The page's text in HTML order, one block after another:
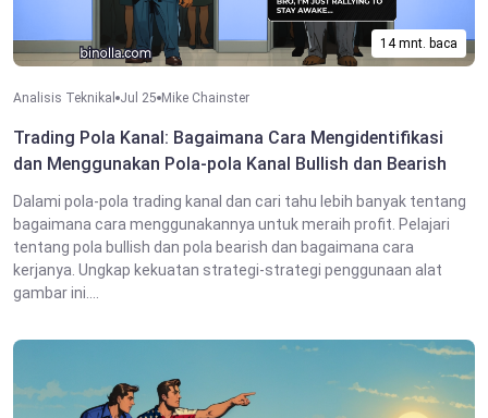
14 mnt. baca
Analisis Teknikal Jul 25 Mike Chainster
Trading Pola Kanal: Bagaimana Cara Mengidentifikasi
dan Menggunakan Pola-pola Kanal Bullish dan Bearish
Dalami pola-pola trading kanal dan cari tahu lebih banyak tentang
bagaimana cara menggunakannya untuk meraih profit. Pelajari
tentang pola bullish dan pola bearish dan bagaimana cara
kerjanya. Ungkap kekuatan strategi-strategi penggunaan alat
gambar ini....